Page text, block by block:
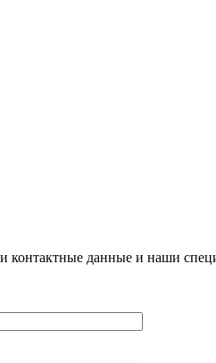
контактные данные и наши